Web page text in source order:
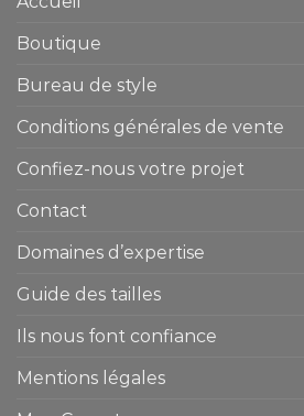
Boutique
Bureau de style
Conditions générales de vente
Confiez-nous votre projet
Contact
Domaines d’expertise
Guide des tailles
Ils nous font confiance
Mentions légales